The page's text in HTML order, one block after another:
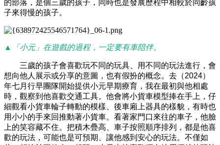
的部落，是個三歲的孩子，同時也是發展歷程中相較於同齡孩
子來得慢的孩子。
▲「小元」在遊戲的過程，一定要有車陪伴。
三歲的孩子會喜歡玩不同的玩具、用不同的玩法進行，會
想向他人展示或分享的意圖，也有假扮的概念。去（2024）
年七月行早團隊開始提供小元早期療育，我在最初與他相處
時，觀察到他喜歡交通工具。他會將小貨車模型捧在手上，仔
細觀看小貨車輪子轉動的模樣、後車廂上器具的樣貌，有時也
用小小的手來回推動著小貨車。看著家門口來往的車子，他臉
上的笑容藏不住。把積木疊高、車子按照順序排列，都是他喜
歡的玩法，可能也是可預期、讓他感到安心的玩法。不僅如